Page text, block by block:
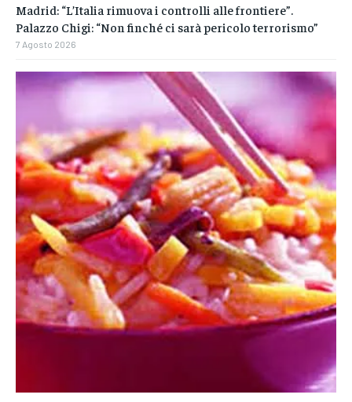
Madrid: “L’Italia rimuova i controlli alle frontiere”.
Palazzo Chigi: “Non finché ci sarà pericolo terrorismo”
7 Agosto 2026